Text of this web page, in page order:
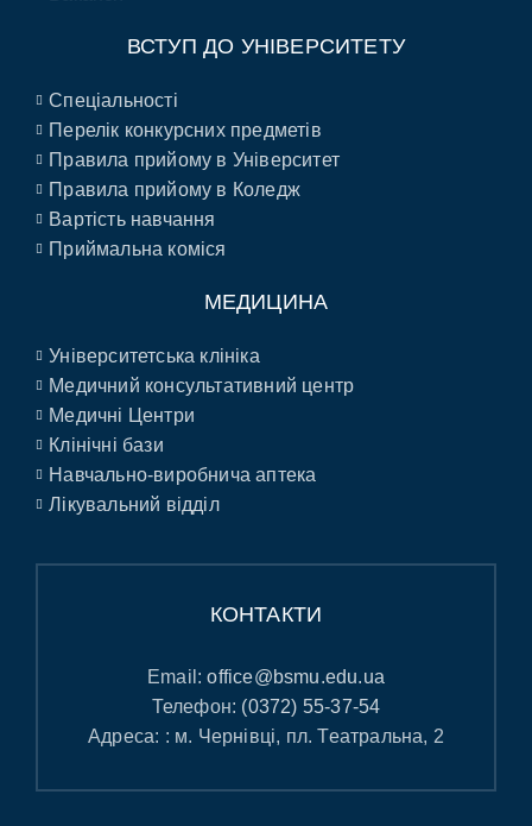
ВСТУП ДО УНІВЕРСИТЕТУ
Спеціальності
Перелік конкурсних предметів
Правила прийому в Університет
Правила прийому в Коледж
Вартість навчання
Приймальна коміся
МЕДИЦИНА
Університетська клініка
Медичний консультативний центр
Медичні Центри
Клінічні бази
Навчально-виробнича аптека
Лікувальний відділ
КОНТАКТИ
Email:office@bsmu.edu.ua
Телефон: (0372) 55-37-54
Адреса: : м. Чернівці, пл. Театральна, 2